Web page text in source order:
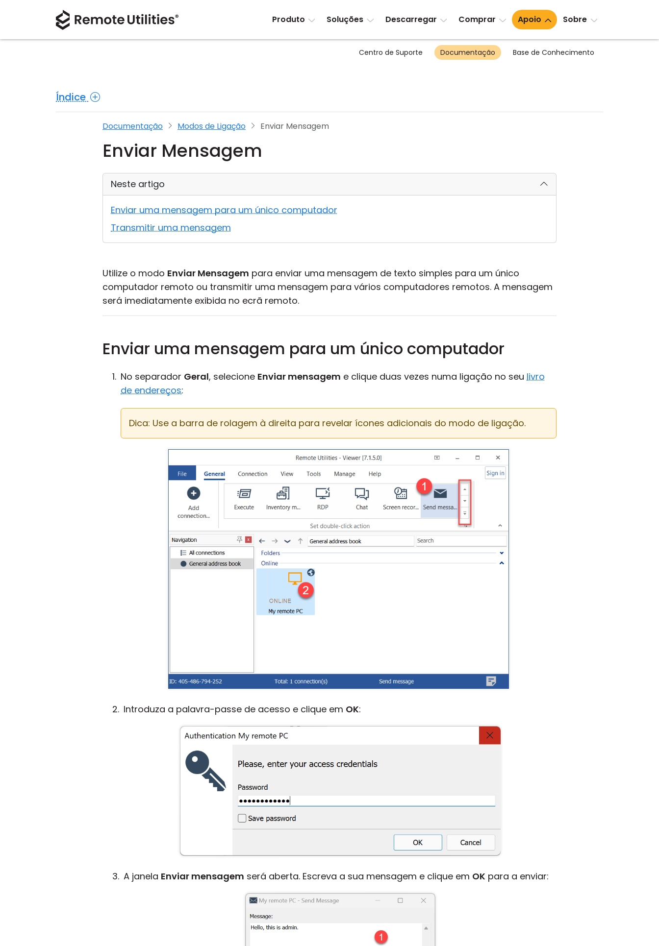
Produto Soluções Descarregar Comprar Apoio Sobre
Centro de Suporte Documentação Base de Conhecimento
Índice
Documentação Modos de Ligação Enviar Mensagem
Enviar Mensagem
Neste artigo
Enviar uma mensagem para um único computador
Transmitir uma mensagem
Utilize o modo Enviar Mensagem para enviar uma mensagem de texto simples para um único
computador remoto ou transmitir uma mensagem para vários computadores remotos. A mensagem
será imediatamente exibida no ecrã remoto.
Enviar uma mensagem para um único computador
No separador Geral, selecione Enviar mensagem e clique duas vezes numa ligação no seu livro
de endereços:
Dica: Use a barra de rolagem à direita para revelar ícones adicionais do modo de ligação.
Introduza a palavra-passe de acesso e clique em OK:
A janela Enviar mensagem será aberta. Escreva a sua mensagem e clique em OK para a enviar: